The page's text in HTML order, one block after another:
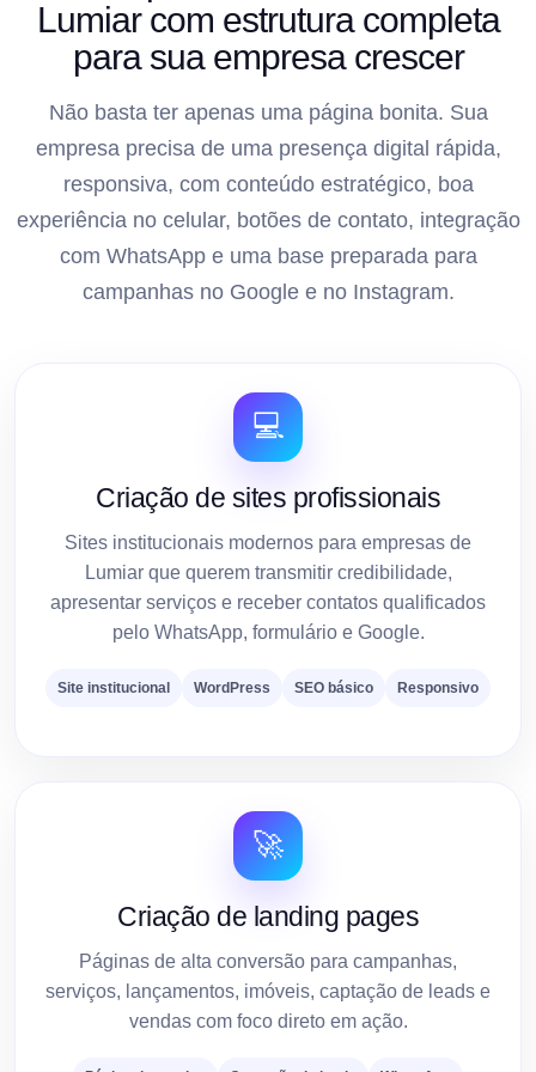
Lumiar com estrutura completa
para sua empresa crescer
Não basta ter apenas uma página bonita. Sua
empresa precisa de uma presença digital rápida,
responsiva, com conteúdo estratégico, boa
experiência no celular, botões de contato, integração
com WhatsApp e uma base preparada para
campanhas no Google e no Instagram.
💻
Criação de sites profissionais
Sites institucionais modernos para empresas de
Lumiar que querem transmitir credibilidade,
apresentar serviços e receber contatos qualificados
pelo WhatsApp, formulário e Google.
Site institucional WordPress SEO básico Responsivo
🚀
Criação de landing pages
Páginas de alta conversão para campanhas,
serviços, lançamentos, imóveis, captação de leads e
vendas com foco direto em ação.